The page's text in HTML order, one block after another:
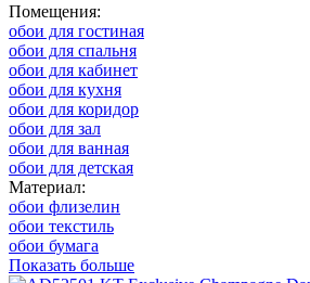
Помещения:
обои для гостиная
обои для спальня
обои для кабинет
обои для кухня
обои для коридор
обои для зал
обои для ванная
обои для детская
Материал:
обои флизелин
обои текстиль
обои бумага
Показать больше